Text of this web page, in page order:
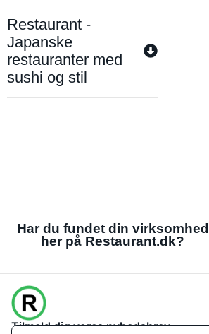
Restaurant -
Japanske
restauranter med
sushi og stil
Har du fundet din virksomhed
her på Restaurant.dk?
Tilmeld dig vores nyhedsbrev